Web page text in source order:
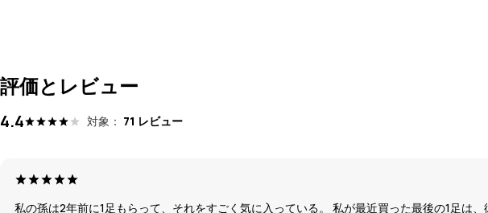
評価とレビュー
4.4 対象： 71 レビュー
私の孫は2年前に1足もらって、それをすごく気に入っている。 私が最近買った最後の1足は